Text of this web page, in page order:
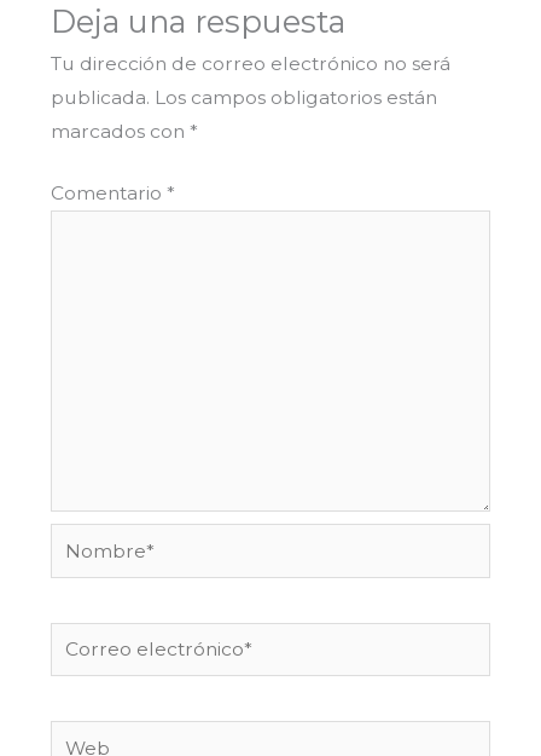
Deja una respuesta
Tu dirección de correo electrónico no será
publicada. Los campos obligatorios están
marcados con *
Comentario *
Nombre*
Correo
electrónico*
Web